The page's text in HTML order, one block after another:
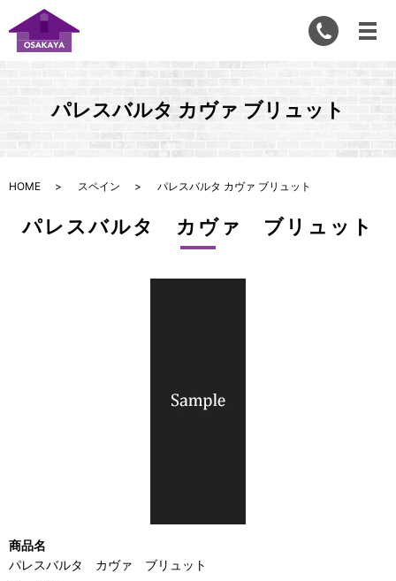
パレスバルタ カヴァ ブリュット
HOME スペイン パレスバルタ カヴァ ブリュット
パレスバルタ カヴァ ブリュット
商品名
パレスバルタ カヴァ ブリュット